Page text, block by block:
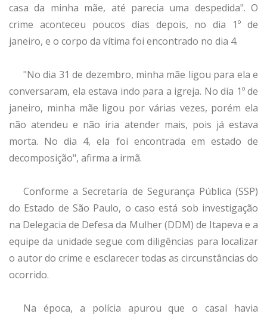
casa da minha mãe, até parecia uma despedida". O
crime aconteceu poucos dias depois, no dia 1º de
janeiro, e o corpo da vítima foi encontrado no dia 4.
"No dia 31 de dezembro, minha mãe ligou para ela e
conversaram, ela estava indo para a igreja. No dia 1º de
janeiro, minha mãe ligou por várias vezes, porém ela
não atendeu e não iria atender mais, pois já estava
morta. No dia 4, ela foi encontrada em estado de
decomposição", afirma a irmã.
Conforme a Secretaria de Segurança Pública (SSP)
do Estado de São Paulo, o caso está sob investigação
na Delegacia de Defesa da Mulher (DDM) de Itapeva e a
equipe da unidade segue com diligências para localizar
o autor do crime e esclarecer todas as circunstâncias do
ocorrido.
Na época, a polícia apurou que o casal havia